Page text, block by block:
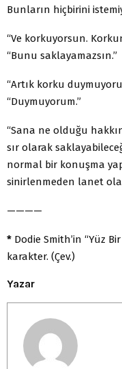
Bunların hiçbirini
“Ve korkuyorsun.
“Bunu saklayamazsın.”
“Artık korku
“Duymuyorum.”
“Sana ne olduğu
sır olarak
normal bir konuşma
sinirlenmeden lanet
————
* Dodie Smith’in “Yüz
karakter. (Çev.)
Yazar